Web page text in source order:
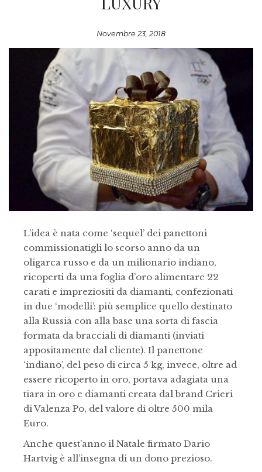
Novembre 23, 2018
L’idea è nata come ‘sequel’ dei panettoni
commissionatigli lo scorso anno da un
oligarca russo e da un milionario indiano,
ricoperti da una foglia d’oro alimentare 22
carati e impreziositi da diamanti, confezionati
in due ‘modelli’: più semplice quello destinato
alla Russia con alla base una sorta di fascia
formata da bracciali di diamanti (inviati
appositamente dal cliente). Il panettone
‘indiano’, del peso di circa 5 kg, invece, oltre ad
essere ricoperto in oro, portava adagiata una
tiara in oro e diamanti creata dal brand Crieri
di Valenza Po, del valore di oltre 500 mila
Euro.
Anche quest’anno il Natale firmato Dario
Hartvig è all’insegna di un dono prezioso.